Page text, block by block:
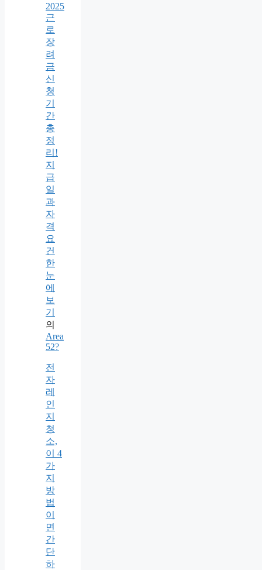
2025
근
로
장
려
금
신
청
기
간
총
정
리!
지
급
일
과
자
격
요
건
한
눈
에
보
기
의
Area
52?
전
자
레
인
지
청
소,
이 4
가
지
방
법
이
면
간
단
하